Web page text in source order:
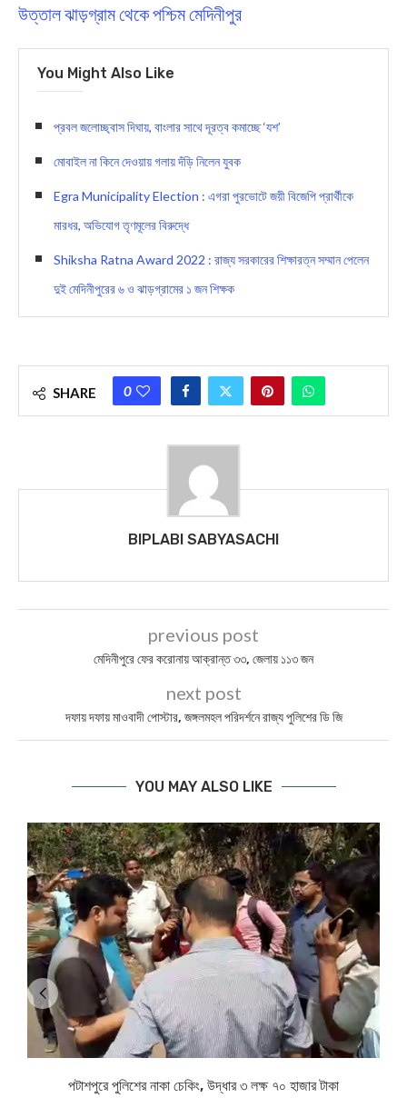
উত্তাল ঝাড়গ্রাম থেকে পশ্চিম মেদিনীপুর
You Might Also Like
প্রবল জলোচ্ছ্বাস দিঘায়, বাংলার সাথে দূরত্ব কমাচ্ছে ‘যশ’
মোবাইল না কিনে দেওয়ায় গলায় দঁড়ি নিলেন যুবক
Egra Municipality Election : এগরা পুরভোটে জয়ী বিজেপি প্রার্থীকে
মারধর, অভিযোগ তৃণমূলের বিরুদ্ধে
Shiksha Ratna Award 2022 : রাজ্য সরকারের শিক্ষারত্ন সম্মান পেলেন
দুই মেদিনীপুরের ৬ ও ঝাড়গ্রামের ১ জন শিক্ষক
SHARE 0
BIPLABI SABYASACHI
previous post
মেদিনীপুরে ফের করোনায় আক্রান্ত ৩৩, জেলায় ১১৩ জন
next post
দফায় দফায় মাওবাদী পোস্টার, জঙ্গলমহল পরিদর্শনে রাজ্য পুলিশের ডি জি
YOU MAY ALSO LIKE
পটাশপুরে পুলিশের নাকা চেকিং, উদ্ধার ৩ লক্ষ ৭০ হাজার টাকা